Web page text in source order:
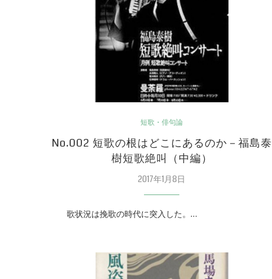
短歌・俳句論
No.002 短歌の根はどこにあるのか－福島泰
樹短歌絶叫（中編）
2017年1月8日
歌状況は挽歌の時代に突入した。…